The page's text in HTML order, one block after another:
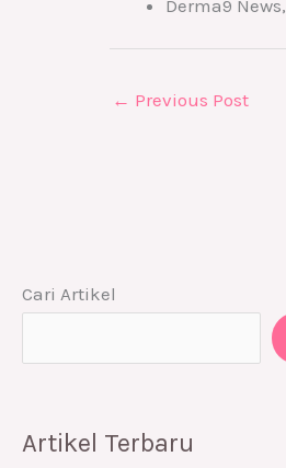
Cari Artikel
Artikel Terbaru
Derma9 News,
← Previous Post